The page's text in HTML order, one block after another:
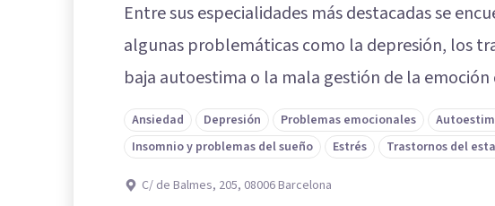
Entre sus especialidades más destacadas se
algunas problemáticas como la depresión, los
baja autoestima o la mala gestión de la emoción
Ansiedad Depresión Problemas emocionales
Insomnio y problemas del sueño
Estrés Trastornos del
C/ de Balmes, 205, 08006 Barcelona